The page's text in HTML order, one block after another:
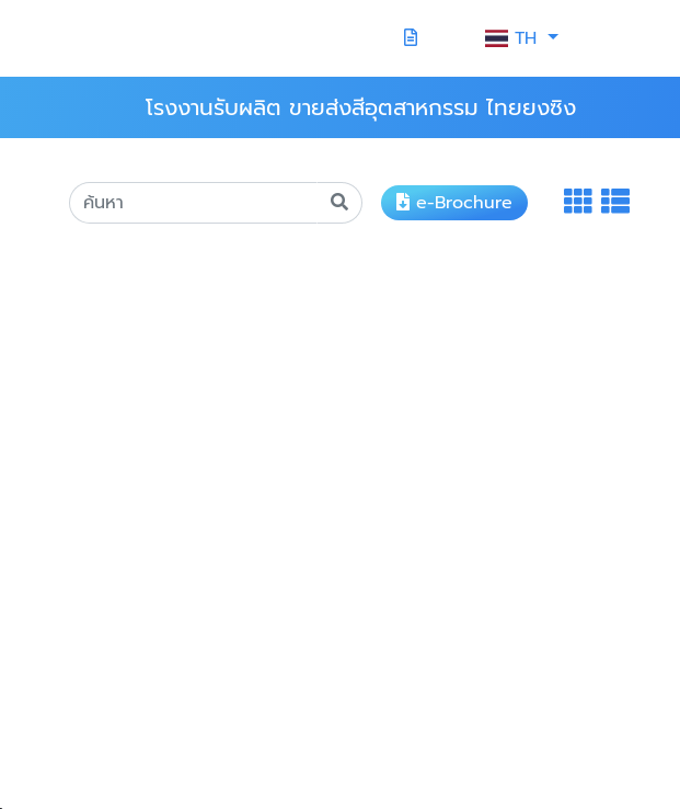
TH
โรงงานรับผลิต ขายส่งสีอุตสาหกรรม ไทยยงซิง
e-Brochure